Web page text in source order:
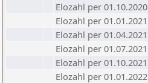
Elozahl per 01.10.2020
Elozahl per 01.01.2021
Elozahl per 01.04.2021
Elozahl per 01.07.2021
Elozahl per 01.10.2021
Elozahl per 01.01.2022